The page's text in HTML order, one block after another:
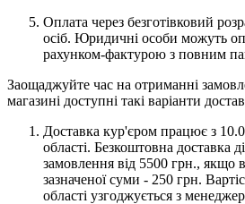
Оплата через безготівковий
осіб. Юридичні особи можуть
рахунком-фактурою з повним
Заощаджуйте час на отриманні
магазині доступні такі варіанти
Доставка кур'єром працює з
області. Безкоштовна доставка
замовлення від 5500 грн., якщо
зазначеної суми - 250 грн.
області узгоджується з